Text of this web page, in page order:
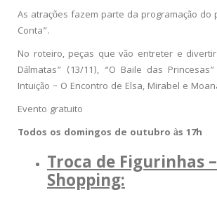
As atrações fazem parte da programação do
Conta”.
No roteiro, peças que vão entreter e
Dálmatas” (13/11), “O Baile das
Intuição – O Encontro de Elsa, Mirabel e
Evento gratuito
Todos os domingos de outubro às 17h
Troca de Figurinhas
Shopping: